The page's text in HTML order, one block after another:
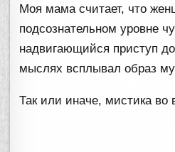
Моя мама считает, что
подсознательном уровне
надвигающийся приступ
мыслях всплывал образ
Так или иначе, мистика